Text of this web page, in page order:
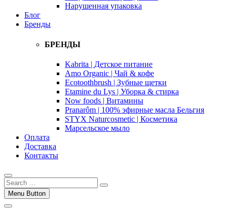
Нарушенная упаковка
Блог
Бренды
БРЕНДЫ
Kabrita | Детское питание
Amo Organic | Чай & кофе
Ecotoothbrush | Зубные щетки
Etamine du Lys | Уборка & стирка
Now foods | Витамины
Pranarôm | 100% эфирные масла Бельгия
STYX Naturcosmetic | Косметика
Марсельское мыло
Оплата
Доставка
Контакты
Menu Button